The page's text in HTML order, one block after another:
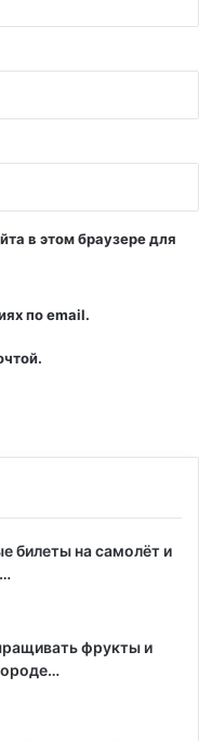
в этом браузере для
по email.
билеты на самолёт и
фрукты и